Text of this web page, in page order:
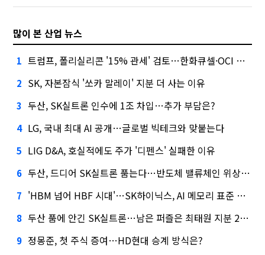
많이 본 산업 뉴스
1 트럼프, 폴리실리콘 '15% 관세' 검토…한화큐셀·OCI 영향은?
2 SK, 자본잠식 '쏘카 말레이' 지분 더 사는 이유
3 두산, SK실트론 인수에 1조 차입…추가 부담은?
4 LG, 국내 최대 AI 공개…글로벌 빅테크와 맞붙는다
5 LIG D&A, 호실적에도 주가 '디펜스' 실패한 이유
6 두산, 드디어 SK실트론 품는다…반도체 밸류체인 위상 강화
7 'HBM 넘어 HBF 시대'…SK하이닉스, AI 메모리 표준 선점 나섰다
8 두산 품에 안긴 SK실트론…남은 퍼즐은 최태원 지분 29.4%
9 정몽준, 첫 주식 증여…HD현대 승계 방식은?